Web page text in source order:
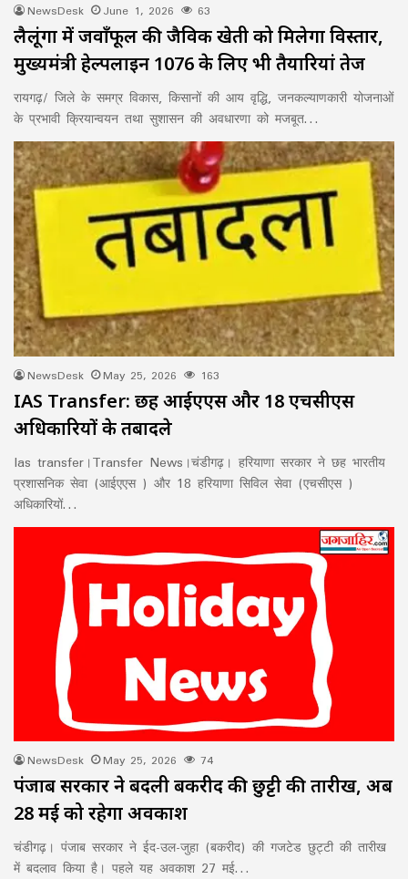
NewsDesk June 1, 2026 63
लैलूंगा में जवाँफूल की जैविक खेती को मिलेगा विस्तार,
मुख्यमंत्री हेल्पलाइन 1076 के लिए भी तैयारियां तेज
रायगढ़/ जिले के समग्र विकास, किसानों की आय वृद्धि, जनकल्याणकारी योजनाओं
के प्रभावी क्रियान्वयन तथा सुशासन की अवधारणा को मजबूत…
NewsDesk May 25, 2026 163
IAS Transfer: छह आईएएस और 18 एचसीएस
अधिकारियों के तबादले
Ias transfer।Transfer News।चंडीगढ़। हरियाणा सरकार ने छह भारतीय
प्रशासनिक सेवा (आईएएस ) और 18 हरियाणा सिविल सेवा (एचसीएस )
अधिकारियों…
NewsDesk May 25, 2026 74
पंजाब सरकार ने बदली बकरीद की छुट्टी की तारीख, अब
28 मई को रहेगा अवकाश
चंडीगढ़। पंजाब सरकार ने ईद-उल-जुहा (बकरीद) की गजटेड छुट्टी की तारीख
में बदलाव किया है। पहले यह अवकाश 27 मई…